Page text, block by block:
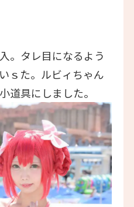
。タレ目になるよう
ｓた。ルビィちゃん
道具にしました。